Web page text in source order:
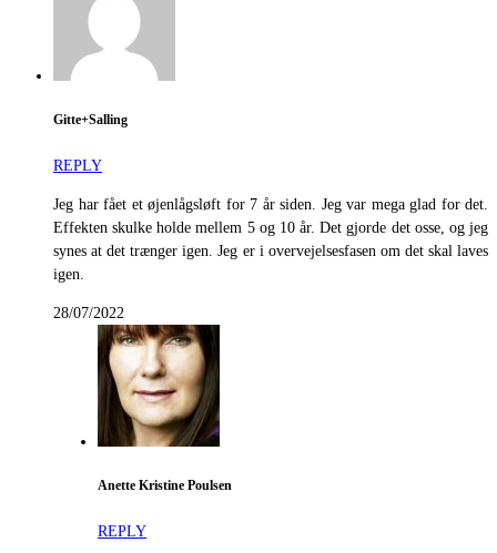
Gitte+Salling
REPLY
Jeg har fået et øjenlågsløft for 7 år siden. Jeg var mega glad for det.
Effekten skulke holde mellem 5 og 10 år. Det gjorde det osse, og jeg
synes at det trænger igen. Jeg er i overvejelsesfasen om det skal laves
igen.
28/07/2022
Anette Kristine Poulsen
REPLY